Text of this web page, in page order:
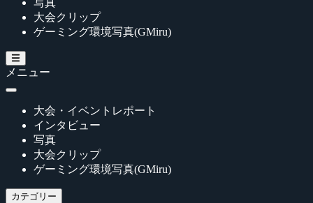
写真
大会クリップ
ゲーミング環境写真(GMiru)
メニュー
大会・イベントレポート
インタビュー
写真
大会クリップ
ゲーミング環境写真(GMiru)
カテゴリー